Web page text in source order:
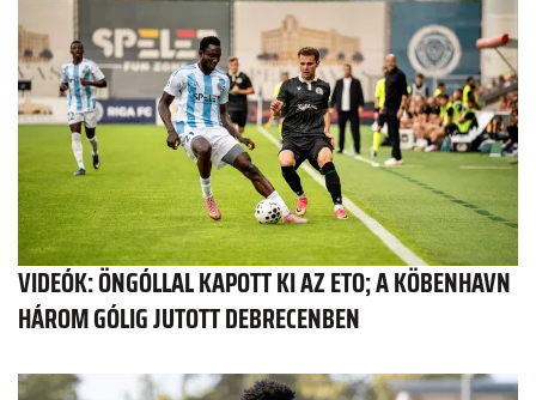
VIDEÓK: ÖNGÓLLAL KAPOTT KI AZ ETO; A KÖBENHAVN
HÁROM GÓLIG JUTOTT DEBRECENBEN